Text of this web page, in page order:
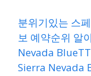
분위기있는 스
보 예약순위 알
Nevada
Sierra Nevada